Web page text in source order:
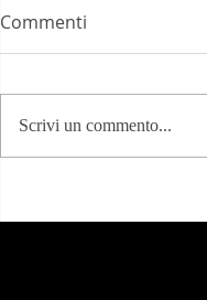
Commenti
Scrivi un commento...